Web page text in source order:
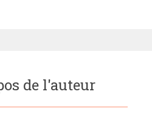
de l'auteur